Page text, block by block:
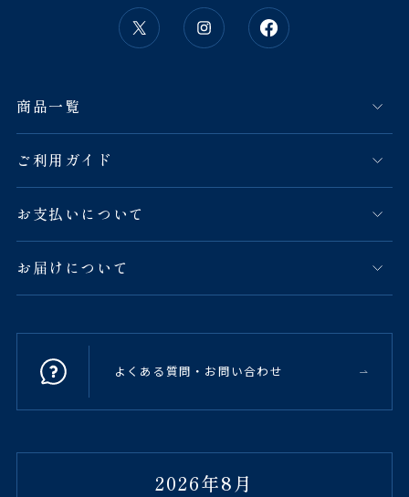
商品一覧
ご利用ガイド
お支払いについて
お届けについて
よくある質問・お問い合わせ
2026年8月